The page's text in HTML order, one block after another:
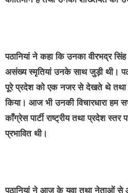
पठानियां ने कहा कि उनका वीरभद्र
असंख्य स्मृतियां उनके साथ जुड़ी थी।
पूरे प्रदेश को एक नजर से देखते थे तथा
किया। आज भी उनकी विचारधारा हम
काँग्रेस पार्टी राष्ट्रीय तथा प्रदेश स्तर
प्रभावित थी।
पठानियां ने आज के युवा तथा नेताओं से